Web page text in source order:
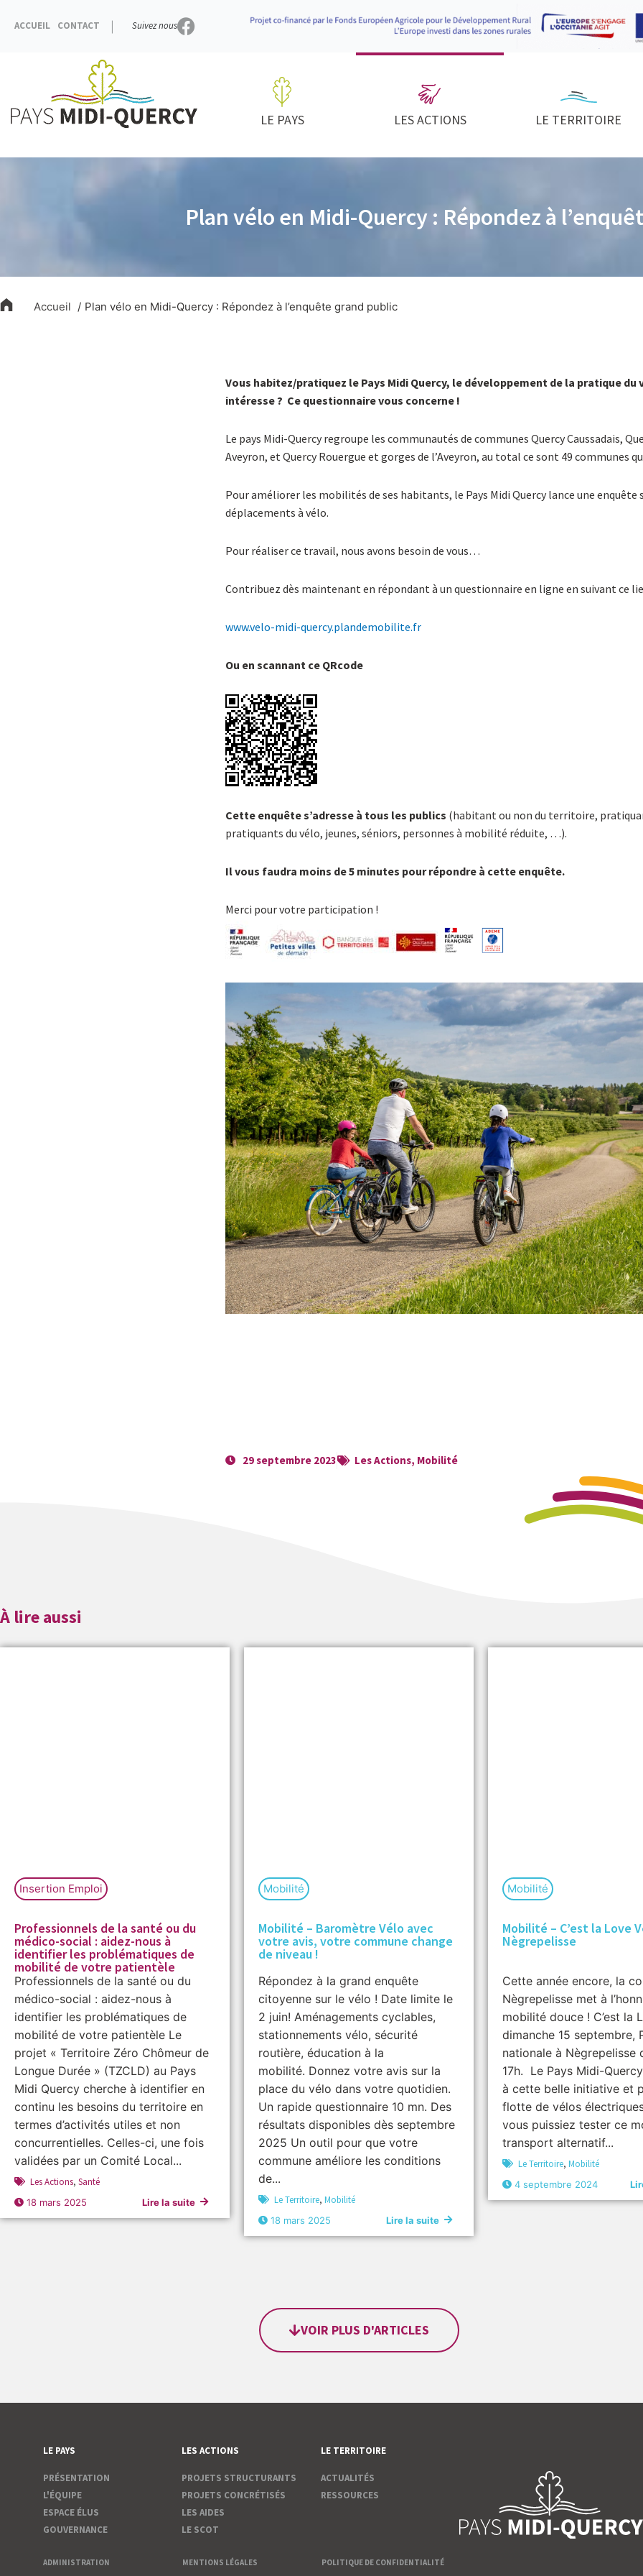
ACCUEIL CONTACT Suivez nous
LE PAYS LES ACTIONS LE TERRITOIRE
Plan vélo en Midi-Quercy : Répondez à
Accueil Plan vélo en Midi-Quercy : Répondez à l’enquête grand public
Vous habitez/pratiquez le Pays Midi Quercy, le développement de la pratique du
intéresse ? Ce questionnaire vous concerne !
Le pays Midi-Quercy regroupe les communautés de communes Quercy Caussadais,
Aveyron, et Quercy Rouergue et gorges de l’Aveyron, au total ce sont 49 communes
Pour améliorer les mobilités de ses habitants, le Pays Midi Quercy lance une enquête
déplacements à vélo.
Pour réaliser ce travail, nous avons besoin de vous…
Contribuez dès maintenant en répondant à un questionnaire en ligne en suivant ce
www.velo-midi-quercy.plandemobilite.fr
Ou en scannant ce QRcode
Cette enquête s’adresse à tous les publics (habitant ou non du territoire,
pratiquants du vélo, jeunes, séniors, personnes à mobilité réduite, …).
Il vous faudra moins de 5 minutes pour répondre à cette enquête.
Merci pour votre participation !
29 septembre 2023 Les Actions, Mobilité
À lire aussi
Insertion Emploi
Professionnels de la santé ou du
médico-social : aidez-nous à
identifier les problématiques de
mobilité de votre patientèle
Professionnels de la santé ou du
médico-social : aidez-nous à
identifier les problématiques de
mobilité de votre patientèle Le
projet « Territoire Zéro Chômeur de
Longue Durée » (TZCLD) au Pays
Midi Quercy cherche à identifier en
continu les besoins du territoire en
termes d’activités utiles et non
concurrentielles. Celles-ci, une fois
validées par un Comité Local...
Les Actions, Santé
18 mars 2025 Lire la suite
Mobilité
Mobilité – Baromètre Vélo avec
votre avis, votre commune change
de niveau !
Répondez à la grand enquête
citoyenne sur le vélo ! Date limite le
2 juin! Aménagements cyclables,
stationnements vélo, sécurité
routière, éducation à la
mobilité. Donnez votre avis sur la
place du vélo dans votre quotidien.
Un rapide questionnaire 10 mn. Des
résultats disponibles dès septembre
2025 Un outil pour que votre
commune améliore les conditions
de...
Le Territoire, Mobilité
18 mars 2025 Lire la suite
Mobilité
Mobilité – C’est la Love
Nègrepelisse
Cette année encore, la
Nègrepelisse met à
mobilité douce ! C’est la
dimanche 15 septembre,
nationale à Nègrepelisse
17h. Le Pays Midi-Quercy
à cette belle initiative et
flotte de vélos
vous puissiez tester ce
transport alternatif...
Le Territoire, Mobilité
4 septembre 2024
VOIR PLUS D'ARTICLES
LE PAYS
PRÉSENTATION
L'ÉQUIPE
ESPACE ÉLUS
GOUVERNANCE
LES ACTIONS
PROJETS STRUCTURANTS
PROJETS CONCRÉTISÉS
LES AIDES
LE SCOT
LE TERRITOIRE
ACTUALITÉS
RESSOURCES
ADMINISTRATION MENTIONS LÉGALES POLITIQUE DE CONFIDENTIALITÉ